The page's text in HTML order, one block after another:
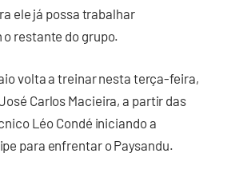
ele já possa trabalhar
restante do grupo.
volta a treinar nesta terça-feira,
Carlos Macieira, a partir das
Léo Condé iniciando a
para enfrentar o Paysandu.